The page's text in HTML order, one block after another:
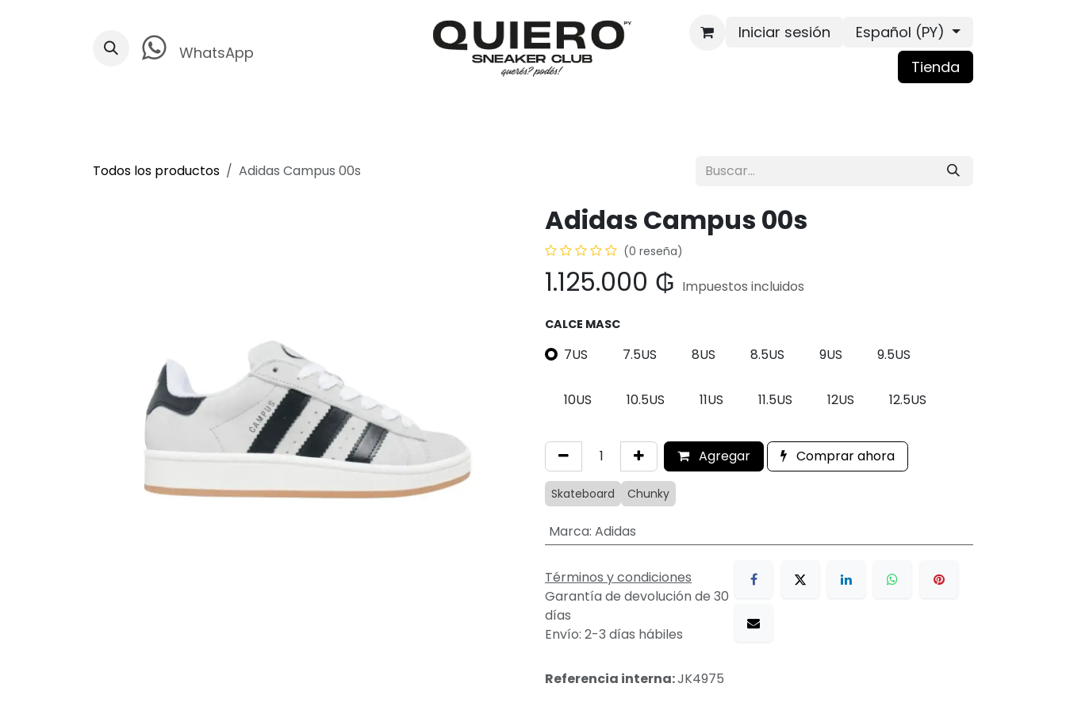
WhatsApp
Iniciar sesión
Español (PY)
Tienda
Todos los productos Adidas Campus 00s
Adidas Campus 00s
(0 reseña)
1.125.000 ₲ Impuestos incluidos
CALCE MASC
7US 7.5US 8US 8.5US 9US 9.5US
10US 10.5US 11US 11.5US 12US 12.5US
Agregar Comprar ahora
Skateboard Chunky
Marca: Adidas
Términos y condiciones
Garantía de devolución de 30
días
Envío: 2-3 días hábiles
Referencia interna:JK4975